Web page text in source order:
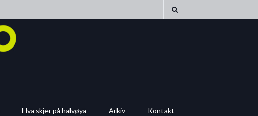
Hva skjer på halvøya Arkiv Kontakt